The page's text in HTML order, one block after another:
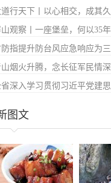
道行天下丨以心相交，成其
山观察丨一座堡垒，何以35年
指提升防台风应急响应为
山烟火升腾，念长征军民情深
深入学习贯彻习近平党建
图文